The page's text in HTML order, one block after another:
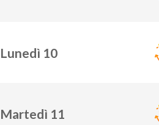
Lunedì 10
Martedì 11